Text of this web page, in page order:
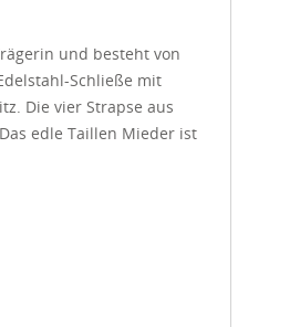
und besteht von
Schließe mit
Die vier Strapse aus
edle Taillen Mieder ist